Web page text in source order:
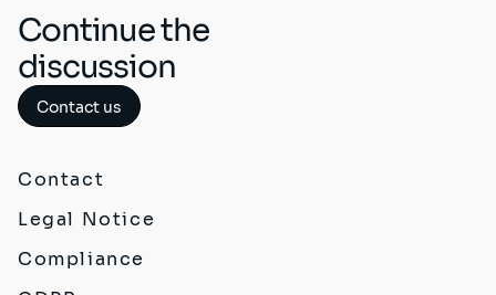
Continue the
discussion
Contact us
Contact
Legal Notice
Compliance